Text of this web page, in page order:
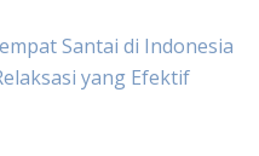
Santai di Indonesia
yang Efektif